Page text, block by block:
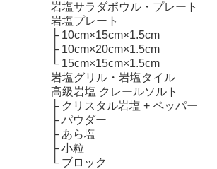
岩塩サラダボウル・プレート
岩塩プレート
├ 10cm×15cm×1.5cm
├ 10cm×20cm×1.5cm
└ 15cm×15cm×1.5cm
岩塩グリル・岩塩タイル
高級岩塩 クレールソルト
├ クリスタル岩塩 + ペッパー
├パウダー
├ あら塩
├小粒
└ ブロック